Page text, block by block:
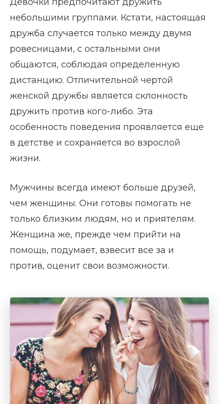
небольшими группами. Кстати, настоящая
дружба случается только между двумя
ровесницами, с остальными они
общаются, соблюдая определенную
дистанцию. Отличительной чертой
женской дружбы является склонность
дружить против кого-либо. Эта
особенность поведения проявляется еще
в детстве и сохраняется во взрослой
жизни.
Мужчины всегда имеют больше друзей,
чем женщины. Они готовы помогать не
только близким людям, но и приятелям.
Женщина же, прежде чем прийти на
помощь, подумает, взвесит все за и
против, оценит свои возможности.